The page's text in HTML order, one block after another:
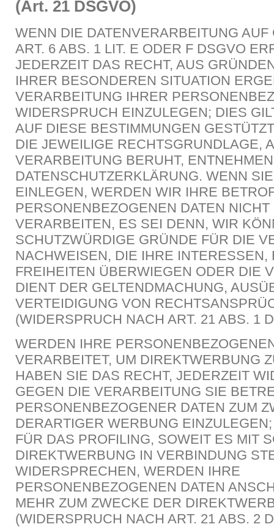
(Art. 21 DSGVO)
WENN DIE DATENVERARBEITUNG
ART. 6 ABS. 1 LIT. E ODER F DSGVO
JEDERZEIT DAS RECHT, AUS
IHRER BESONDEREN SITUATION
VERARBEITUNG IHRER
WIDERSPRUCH EINZULEGEN; DIES
AUF DIESE BESTIMMUNGEN
DIE JEWEILIGE RECHTSGRUNDLAGE,
VERARBEITUNG BERUHT,
DATENSCHUTZERKLÄRUNG. WENN
EINLEGEN, WERDEN WIR IHRE
PERSONENBEZOGENEN DATEN NICHT
VERARBEITEN, ES SEI DENN, WIR
SCHUTZWÜRDIGE GRÜNDE FÜR DIE
NACHWEISEN, DIE IHRE INTERESSEN,
FREIHEITEN ÜBERWIEGEN ODER DIE
DIENT DER GELTENDMACHUNG,
VERTEIDIGUNG VON
(WIDERSPRUCH NACH ART. 21 ABS. 1
WERDEN IHRE
VERARBEITET, UM DIREKTWERBUNG
HABEN SIE DAS RECHT, JEDERZEIT
GEGEN DIE VERARBEITUNG SIE
PERSONENBEZOGENER DATEN ZUM
DERARTIGER WERBUNG
FÜR DAS PROFILING, SOWEIT ES MIT
DIREKTWERBUNG IN VERBINDUNG
WIDERSPRECHEN, WERDEN IHRE
PERSONENBEZOGENEN DATEN
MEHR ZUM ZWECKE DER
(WIDERSPRUCH NACH ART. 21 ABS. 2